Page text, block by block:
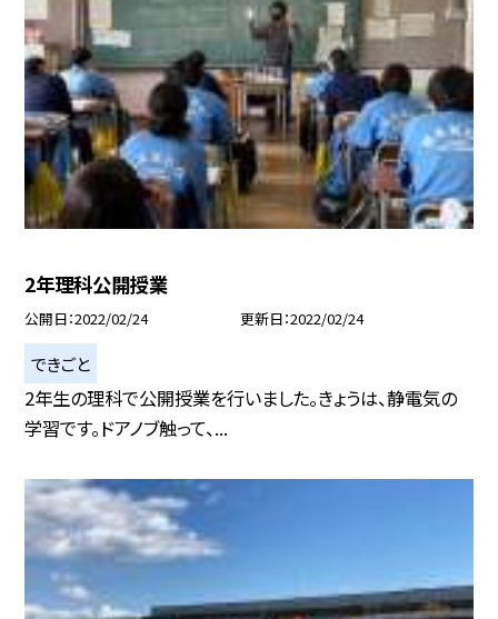
2年理科公開授業
公開日 2022/02/24 更新日 2022/02/24
できごと
2年生の理科で公開授業を行いました。きょうは、静電気の
学習です。ドアノブ触って、...